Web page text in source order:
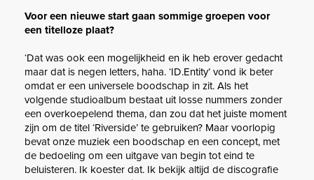
Voor een nieuwe start gaan sommige groepen voor
een titelloze plaat?
‘Dat was ook een mogelijkheid en ik heb erover gedacht
maar dat is negen letters, haha. ‘ID.Entity’ vond ik beter
omdat er een universele boodschap in zit. Als het
volgende studioalbum bestaat uit losse nummers zonder
een overkoepelend thema, dan zou dat het juiste moment
zijn om de titel ‘Riverside’ te gebruiken? Maar voorlopig
bevat onze muziek een boodschap en een concept, met
de bedoeling om een uitgave van begin tot eind te
beluisteren. Ik koester dat. Ik bekijk altijd de discografie